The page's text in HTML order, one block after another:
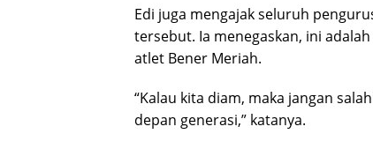
Edi juga mengajak seluruh
tersebut. Ia menegaskan, ini
atlet Bener Meriah.
“Kalau kita diam, maka jangan
depan generasi,” katanya.